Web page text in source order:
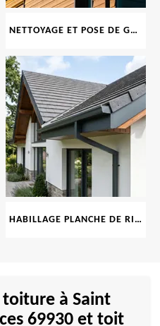
NETTOYAGE ET POSE DE GOUTTIÈRE 69
HABILLAGE PLANCHE DE RIVE 69
à Saint
69930 et toit